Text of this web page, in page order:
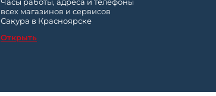
всех магазинов и сервисов
Сакура в Красноярске
Открыть